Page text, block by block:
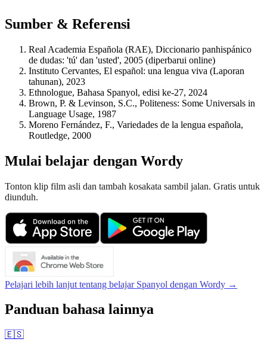
Sumber & Referensi
Real Academia Española (RAE), Diccionario panhispánico
de dudas: 'tú' dan 'usted', 2005 (diperbarui online)
Instituto Cervantes, El español: una lengua viva (Laporan
tahunan), 2023
Ethnologue, Bahasa Spanyol, edisi ke-27, 2024
Brown, P. & Levinson, S.C., Politeness: Some Universals in
Language Usage, 1987
Moreno Fernández, F., Variedades de la lengua española,
Routledge, 2000
Mulai belajar dengan Wordy
Tonton klip film asli dan tambah kosakata sambil jalan. Gratis untuk
diunduh.
Pelajari lebih lanjut tentang belajar Spanyol dengan Wordy →
Panduan bahasa lainnya
🇪🇸